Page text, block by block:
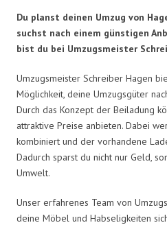
Du planst deinen Umzug von
suchst nach einem günstigen
bist du bei Umzugsmeister
Umzugsmeister Schreiber Hagen
Möglichkeit, deine Umzugsgüter
Durch das Konzept der Beiladung
attraktive Preise anbieten. Dabei
kombiniert und der vorhandene
Dadurch sparst du nicht nur Geld,
Umwelt.
Unser erfahrenes Team von
deine Möbel und Habseligkeiten